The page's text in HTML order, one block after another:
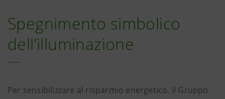
Spegnimento simbolico
dell’illuminazione
Per sensibilizzare al risparmio energetico, il Gruppo